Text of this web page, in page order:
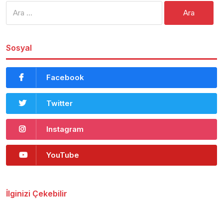
Sosyal
Facebook
Twitter
Instagram
YouTube
İlginizi Çekebilir